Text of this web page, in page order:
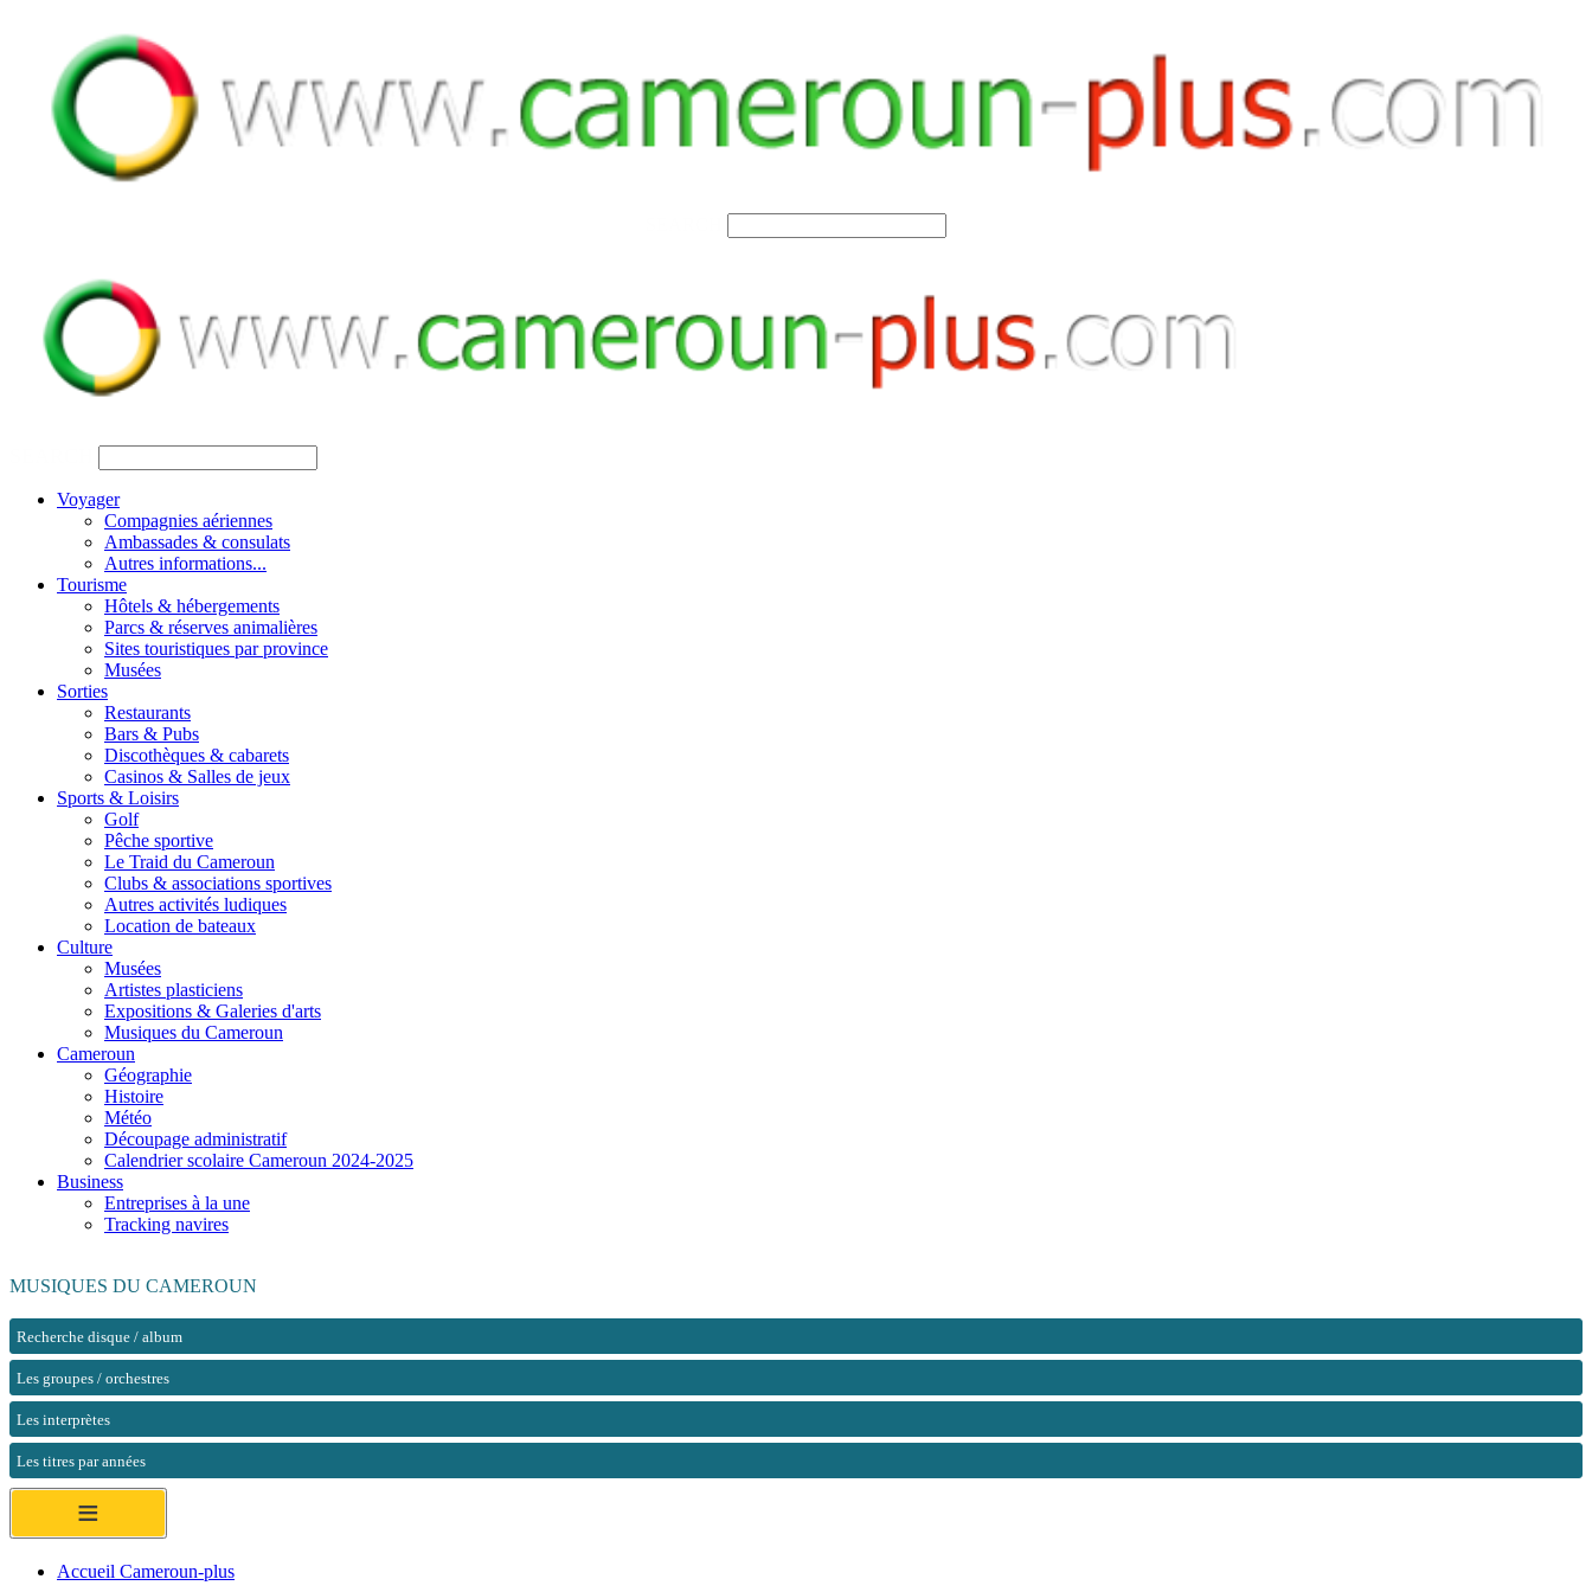
Voyager
Compagnies aériennes
Ambassades & consulats
Autres informations...
Tourisme
Hôtels & hébergements
Parcs & réserves animalières
Sites touristiques par province
Musées
Sorties
Restaurants
Bars & Pubs
Discothèques & cabarets
Casinos & Salles de jeux
Sports & Loisirs
Golf
Pêche sportive
Le Traid du Cameroun
Clubs & associations sportives
Autres activités ludiques
Location de bateaux
Culture
Musées
Artistes plasticiens
Expositions & Galeries d'arts
Musiques du Cameroun
Cameroun
Géographie
Histoire
Météo
Découpage administratif
Calendrier scolaire Cameroun 2024-2025
Business
Entreprises à la une
Tracking navires
MUSIQUES DU CAMEROUN
Recherche disque / album
Les groupes / orchestres
Les interprètes
Les titres par années
≡
Accueil Cameroun-plus